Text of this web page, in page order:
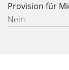
Provision für
Nein